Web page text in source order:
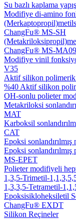
Su bazlı kaplama
Modifiye di-amino
ChangFu® MS-SH
ChangFu® MS-MA09
Modifiye vinil
V35
Aktif silikon polimerik
%40 Aktif silikon
OH-sonlu polieter
Metakriloksi
MAT
Karboksil
CAT
Epoksi
Epoksi
MS-EPET
Polieter modifiyeli
1,3,5-Trimetil-
1,3,3,5-Tetrametil-
Epoksisikloheksiletil
ChangFu® EXDT
Silikon Reçineler